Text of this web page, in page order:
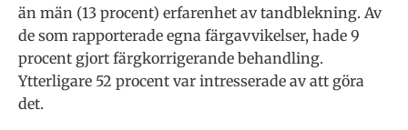
än män (13 procent) erfarenhet av tandblekning. Av
de som rapporterade egna färgavvikelser, hade 9
procent gjort färgkorrigerande behandling.
Ytterligare 52 procent var intresserade av att göra
det.